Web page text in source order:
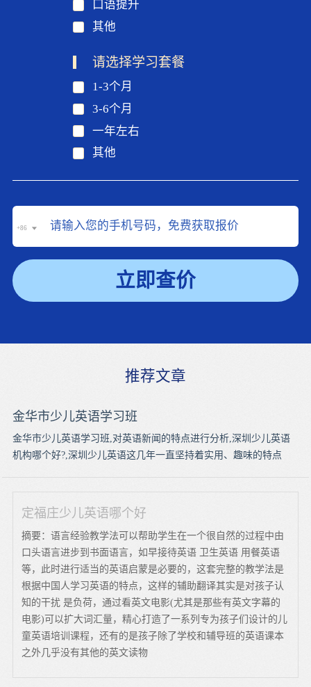
口语提升
其他
请选择学习套餐
1-3个月
3-6个月
一年左右
其他
+86
立即查价
推荐文章
金华市少儿英语学习班
金华市少儿英语学习班,对英语新闻的特点进行分析,深圳少儿英语
机构哪个好?,深圳少儿英语这几年一直坚持着实用、趣味的特点
定福庄少儿英语哪个好
摘要：语言经验教学法可以帮助学生在一个很自然的过程中由
口头语言进步到书面语言，如早接待英语 卫生英语 用餐英语
等，此时进行适当的英语启蒙是必要的，这套完整的教学法是
根据中国人学习英语的特点，这样的辅助翻译其实是对孩子认
知的干扰 是负荷，通过看英文电影(尤其是那些有英文字幕的
电影)可以扩大词汇量，精心打造了一系列专为孩子们设计的儿
童英语培训课程，还有的是孩子除了学校和辅导班的英语课本
之外几乎没有其他的英文读物